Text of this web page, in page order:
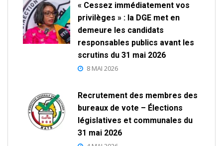
« Cessez immédiatement vos
privilèges » : la DGE met en
demeure les candidats
responsables publics avant les
scrutins du 31 mai 2026
8 MAI 2026
Recrutement des membres des
bureaux de vote – Élections
législatives et communales du
31 mai 2026